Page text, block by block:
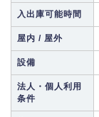
入出庫可能時間
屋内 / 屋外
設備
法人・個人利用
条件